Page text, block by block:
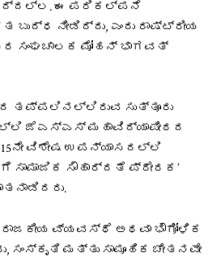
ಈ ಪರಿಕಲ್ಪನೆ
ಬುದ್ಧ‌ ನೀಡಿದ್ದು, ಎಂದು ರಾಷ್ಟ್ರೀಯ
ಸಂಘಚಾಲಕ ಮೋಹನ್‌ ಭಾಗವತ್‌
ತಪ್ಪಲಿನಲ್ಲಿರುವ ಸುತ್ತೂರು
ಜೆಎಸ್‌ಎಸ್ ಮಹಾವಿದ್ಯಾಪೀಠದ
ವಿಶೇಷ ಉಪನ್ಯಾಸದಲ್ಲಿ
ಸಾಮಾಜಿಕ ಸೌಹಾರ್ದತೆ ಪ್ರೇರಕ’
ವ್ಯವಸ್ಥೆ ಅಥವಾ ಭೌಗೋಳಿಕ
ಮತ್ತು ಸಾಮೂಹಿಕ ಚೇತನವೇ